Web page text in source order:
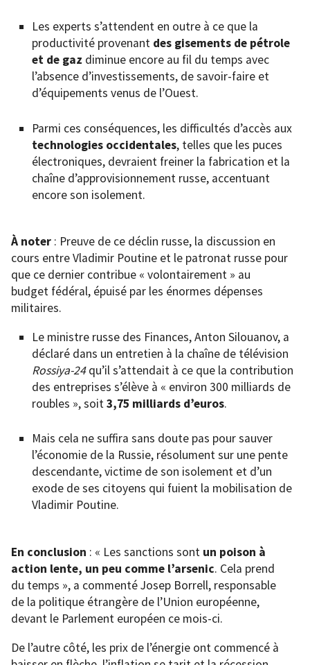
Les experts s’attendent en outre à ce que la
productivité provenant des gisements de pétrole
et de gaz diminue encore au fil du temps avec
l’absence d’investissements, de savoir-faire et
d’équipements venus de l’Ouest.
Parmi ces conséquences, les difficultés d’accès aux
technologies occidentales, telles que les puces
électroniques, devraient freiner la fabrication et la
chaîne d’approvisionnement russe, accentuant
encore son isolement.
À noter : Preuve de ce déclin russe, la discussion en
cours entre Vladimir Poutine et le patronat russe pour
que ce dernier contribue « volontairement » au
budget fédéral, épuisé par les énormes dépenses
militaires.
Le ministre russe des Finances, Anton Silouanov, a
déclaré dans un entretien à la chaîne de télévision
Rossiya-24qu’il s’attendait à ce que la contribution
des entreprises s’élève à « environ 300 milliards de
roubles », soit3,75 milliards d’euros.
Mais cela ne suffira sans doute pas pour sauver
l’économie de la Russie, résolument sur une pente
descendante, victime de son isolement et d’un
exode de ses citoyens qui fuient la mobilisation de
Vladimir Poutine.
En conclusion : « Les sanctions sont un poison à
action lente, un peu comme l’arsenic. Cela prend
du temps », a commenté Josep Borrell, responsable
de la politique étrangère de l’Union européenne,
devant le Parlement européen ce mois-ci.
De l’autre côté, les prix de l’énergie ont commencé à